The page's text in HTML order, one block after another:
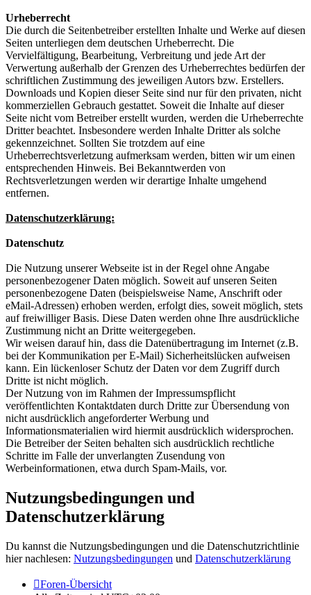
Urheberrecht
Die durch die Seitenbetreiber erstellten Inhalte und Werke auf diesen
Seiten unterliegen dem deutschen Urheberrecht. Die
Vervielfältigung, Bearbeitung, Verbreitung und jede Art der
Verwertung außerhalb der Grenzen des Urheberrechtes bedürfen der
schriftlichen Zustimmung des jeweiligen Autors bzw. Erstellers.
Downloads und Kopien dieser Seite sind nur für den privaten, nicht
kommerziellen Gebrauch gestattet. Soweit die Inhalte auf dieser
Seite nicht vom Betreiber erstellt wurden, werden die Urheberrechte
Dritter beachtet. Insbesondere werden Inhalte Dritter als solche
gekennzeichnet. Sollten Sie trotzdem auf eine
Urheberrechtsverletzung aufmerksam werden, bitten wir um einen
entsprechenden Hinweis. Bei Bekanntwerden von
Rechtsverletzungen werden wir derartige Inhalte umgehend
entfernen.
Datenschutzerklärung:
Datenschutz
Die Nutzung unserer Webseite ist in der Regel ohne Angabe
personenbezogener Daten möglich. Soweit auf unseren Seiten
personenbezogene Daten (beispielsweise Name, Anschrift oder
eMail-Adressen) erhoben werden, erfolgt dies, soweit möglich, stets
auf freiwilliger Basis. Diese Daten werden ohne Ihre ausdrückliche
Zustimmung nicht an Dritte weitergegeben.
Wir weisen darauf hin, dass die Datenübertragung im Internet (z.B.
bei der Kommunikation per E-Mail) Sicherheitslücken aufweisen
kann. Ein lückenloser Schutz der Daten vor dem Zugriff durch
Dritte ist nicht möglich.
Der Nutzung von im Rahmen der Impressumspflicht
veröffentlichten Kontaktdaten durch Dritte zur Übersendung von
nicht ausdrücklich angeforderter Werbung und
Informationsmaterialien wird hiermit ausdrücklich widersprochen.
Die Betreiber der Seiten behalten sich ausdrücklich rechtliche
Schritte im Falle der unverlangten Zusendung von
Werbeinformationen, etwa durch Spam-Mails, vor.
Nutzungsbedingungen und
Datenschutzerklärung
Du kannst die Nutzungsbedingungen und die Datenschutzrichtlinie
hier nachlesen: Nutzungsbedingungen und Datenschutzerklärung
Foren-Übersicht